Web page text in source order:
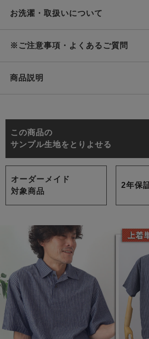
お洗濯・取扱いについて
※ご注意事項・よくあるご質問
商品説明
この商品の
サンプル生地をとりよせる
オーダーメイド
対象商品
2年保